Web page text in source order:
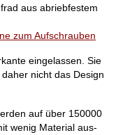
aus abriebfestem
eingelassen. Sie
nicht das Design
auf über 150000
wenig Material aus-